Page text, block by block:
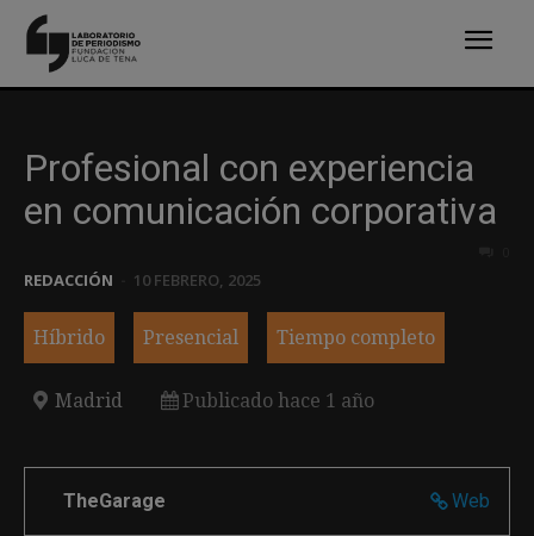
Profesional con experiencia
en comunicación corporativa
REDACCIÓN 10 FEBRERO, 2025
Híbrido Presencial Tiempo completo
Madrid Publicado hace 1 año
Web
TheGarage